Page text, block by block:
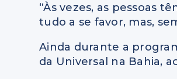
“Às vezes, as pessoas
tudo a se favor, mas,
Ainda durante a
da Universal na Bahia,